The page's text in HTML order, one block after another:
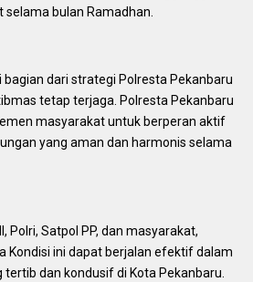
bulan Ramadhan.
dari strategi Polresta Pekanbaru
tetap terjaga. Polresta Pekanbaru
masyarakat untuk berperan aktif
yang aman dan harmonis selama
Polri, Satpol PP, dan masyarakat,
Kondisi ini dapat berjalan efektif dalam
dan kondusif di Kota Pekanbaru.